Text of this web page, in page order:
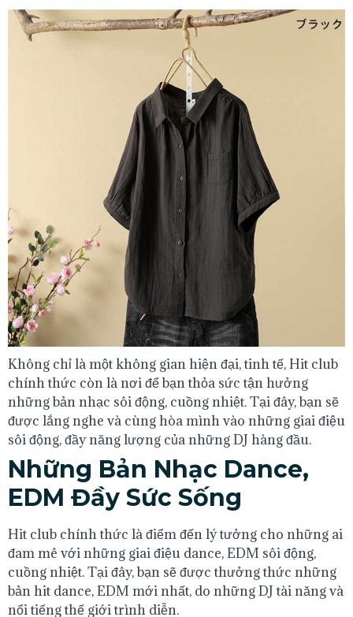
Không chỉ là một không gian hiện đại, tinh tế, Hit club
chính thức còn là nơi để bạn thỏa sức tận hưởng
những bản nhạc sôi động, cuồng nhiệt. Tại đây, bạn sẽ
được lắng nghe và cùng hòa mình vào những giai điệu
sôi động, đầy năng lượng của những DJ hàng đầu.
Những Bản Nhạc Dance,
EDM Đầy Sức Sống
Hit club chính thức là điểm đến lý tưởng cho những ai
đam mê với những giai điệu dance, EDM sôi động,
cuồng nhiệt. Tại đây, bạn sẽ được thưởng thức những
bản hit dance, EDM mới nhất, do những DJ tài năng và
nổi tiếng thế giới trình diễn.